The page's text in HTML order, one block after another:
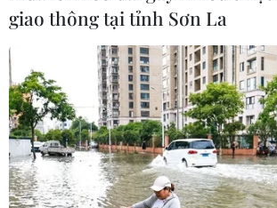
giao thông tại tỉnh Sơn La